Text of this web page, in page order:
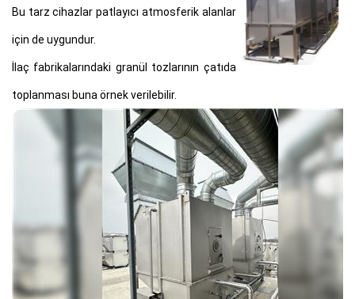
Bu tarz cihazlar patlayıcı atmosferik alanlar
için de uygundur.
İlaç fabrikalarındaki granül tozlarının çatıda
toplanması buna örnek verilebilir.